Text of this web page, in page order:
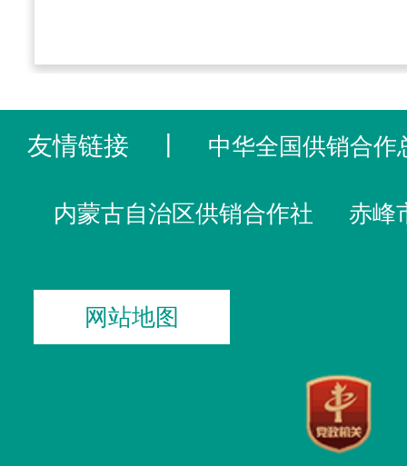
友情链接 中华全国供销合作
内蒙古自治区供销合作社 赤峰
网站地图